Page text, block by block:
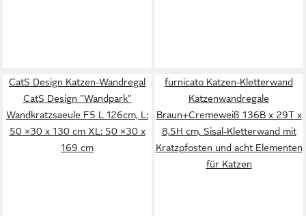
CatS Design Katzen-Wandregal
CatS Design "Wandpark"
Wandkratzsaeule F5 L 126cm, L:
50 ×30 x 130 cm XL: 50 ×30 x
169 cm
furnicato Katzen-Kletterwand
Katzenwandregale
Braun+Cremeweiß 136B x 29T x
8,5H cm, Sisal-Kletterwand mit
Kratzpfosten und acht Elementen
für Katzen